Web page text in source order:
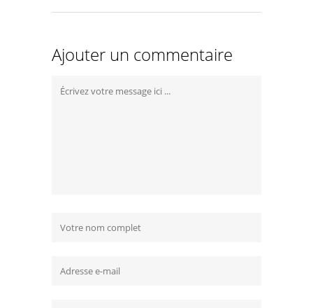
Ajouter un commentaire